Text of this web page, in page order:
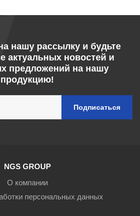
нашу рассылку и будьте
актуальных новостей и
предложений на нашу
продукцию!
NGS GROUP
О компании
персональных данных